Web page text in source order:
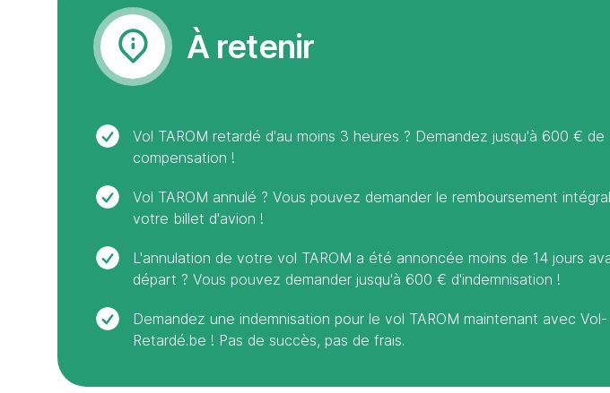
À retenir
Vol TAROM retardé d'au moins 3 heures ? Demandez jusqu'à 600 € de
compensation !
Vol TAROM annulé ? Vous pouvez demander le remboursement
votre billet d'avion !
L'annulation de votre vol TAROM a été annoncée moins de 14 jours
départ ? Vous pouvez demander jusqu'à 600 € d'indemnisation !
Demandez une indemnisation pour le vol TAROM maintenant avec Vol-
Retardé.be ! Pas de succès, pas de frais.